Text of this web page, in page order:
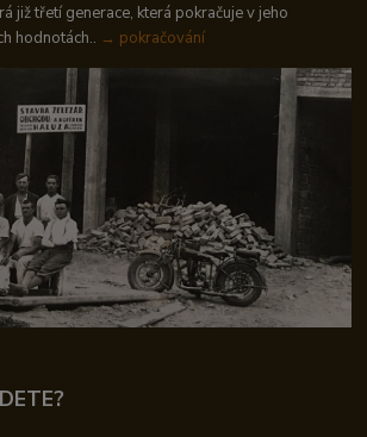
již třetí generace, která pokračuje v jeho
hodnotách.. → pokračování